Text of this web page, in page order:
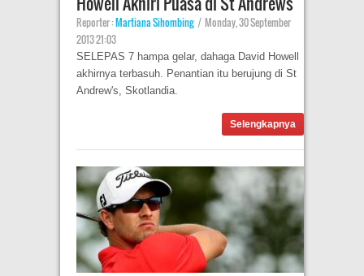
Reporter :Martiana Sihombing | Monday, 30 September
2013 21:03
SELEPAS 7 hampa gelar, dahaga David Howell
akhirnya terbasuh. Penantian itu berujung di St
Andrew's, Skotlandia.
Selengkapnya